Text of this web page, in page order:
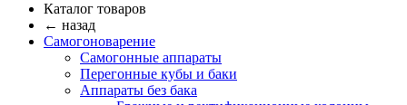
Каталог товаров
← назад
Самогоноварение
Самогонные аппараты
Перегонные кубы и баки
Аппараты без бака